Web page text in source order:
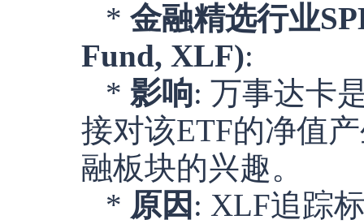
* 金融精选行业
Fund, XLF):
* 影响: 万事达卡
接对该ETF的净值
融板块的兴趣。
* 原因 : XLF追踪